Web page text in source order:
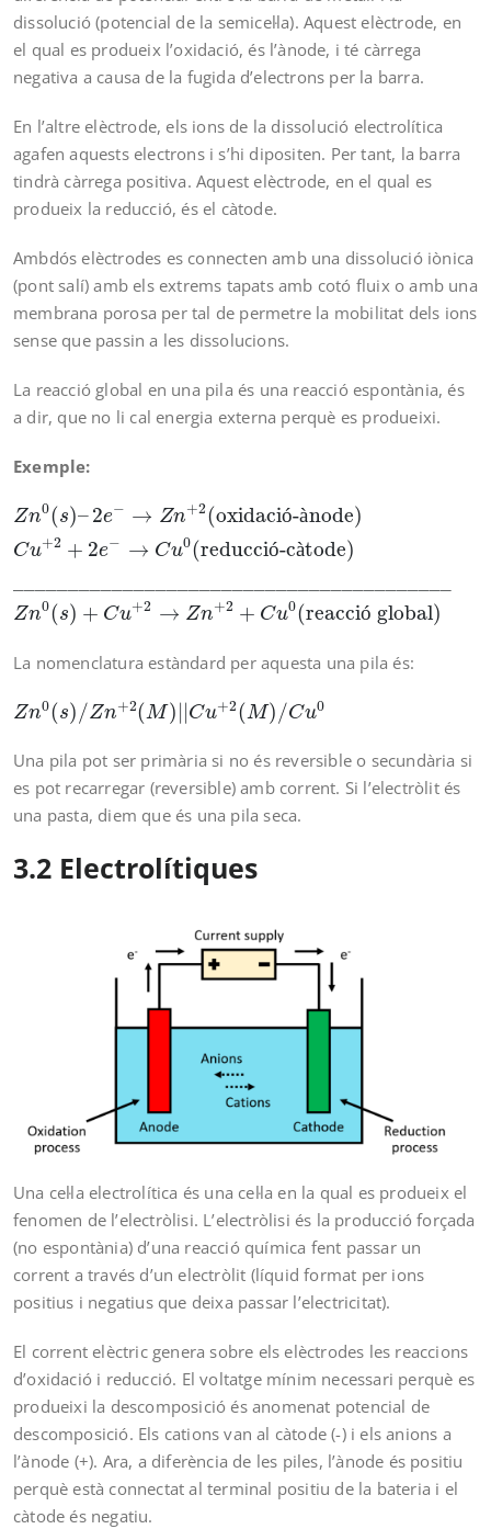
dissolució (potencial de la semicel·la). Aquest elèctrode, en
el qual es produeix l’oxidació, és l’ànode, i té càrrega
negativa a causa de la fugida d’electrons per la barra.
En l’altre elèctrode, els ions de la dissolució electrolítica
agafen aquests electrons i s’hi dipositen. Per tant, la barra
tindrà càrrega positiva. Aquest elèctrode, en el qual es
produeix la reducció, és el càtode.
Ambdós elèctrodes es connecten amb una dissolució iònica
(pont salí) amb els extrems tapats amb cotó fluix o amb una
membrana porosa per tal de permetre la mobilitat dels ions
sense que passin a les dissolucions.
La reacció global en una pila és una reacció espontània, és
a dir, que no li cal energia externa perquè es produeixi.
Exemple:
Zn0(s)–2e− → Zn+2(oxidació-ànode)
Cu+2 + 2e− → Cu0(reducció-càtode)
Zn0(s) + Cu+2 → Zn+2 + Cu0(reacció global)
Zn 0(s )– 2e −→ n+ 2(oxidació-ànode)C
La nomenclatura estàndard per aquesta una pila és:
Zn0(s)/Zn+2(M ) Cu+2(M)/Cu0
Zn 0(s )/ Zn 2(M)||Cu +2(M)/ Cu
Una pila pot ser primària si no és reversible o secundària si
es pot recarregar (reversible) amb corrent. Si l’electròlit és
una pasta, diem que és una pila seca.
3.2 Electrolítiques
Una cel·la electrolítica és una cel·la en la qual es produeix el
fenomen de l’electròlisi. L’electròlisi és la producció forçada
(no espontània) d’una reacció química fent passar un
corrent a través d’un electròlit (líquid format per ions
positius i negatius que deixa passar l’electricitat).
El corrent elèctric genera sobre els elèctrodes les reaccions
d’oxidació i reducció. El voltatge mínim necessari perquè es
produeixi la descomposició és anomenat potencial de
descomposició. Els cations van al càtode (-) i els anions a
l’ànode (+). Ara, a diferència de les piles, l’ànode és positiu
perquè està connectat al terminal positiu de la bateria i el
càtode és negatiu.